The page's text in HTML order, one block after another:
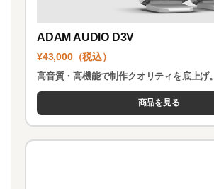
ADAM AUDIO D3V
¥43,000（税込）
高音質・高機能で制作クオリティを底上げ。
商品を見る